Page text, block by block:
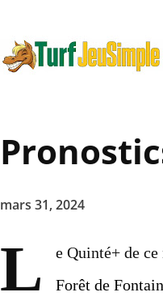
mars 31, 2024
L
e Quinté+ de
Forêt de